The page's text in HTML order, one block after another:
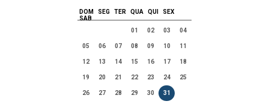
DOM SEG TER QUA QUI
SEX
SAB
01
02 03 04
05 06 07 08 09 10 11
12 13 14 15 16 17 18
19 20 21 22 23 24 25
26 27 28 29 30 31